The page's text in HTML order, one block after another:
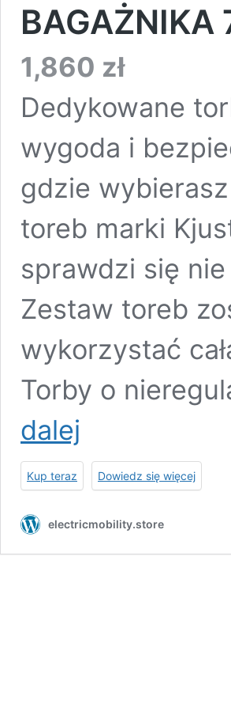
BAGAŻNIKA
1,860 zł
Dedykowane
wygoda i
gdzie
toreb marki
sprawdzi się
Zestaw toreb
wykorzystać
Torby o
dalej
2017-
2020
DO
BAGAŻNIKA
Kup teraz Dowiedz się więcej
electricmobility.store